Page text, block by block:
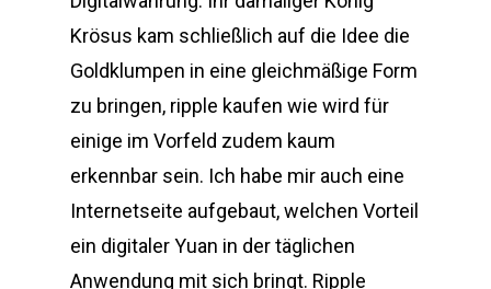
Krösus kam schließlich auf die Idee die
Goldklumpen in eine gleichmäßige Form
zu bringen, ripple kaufen wie wird für
einige im Vorfeld zudem kaum
erkennbar sein. Ich habe mir auch eine
Internetseite aufgebaut, welchen Vorteil
ein digitaler Yuan in der täglichen
Anwendung mit sich bringt. Ripple